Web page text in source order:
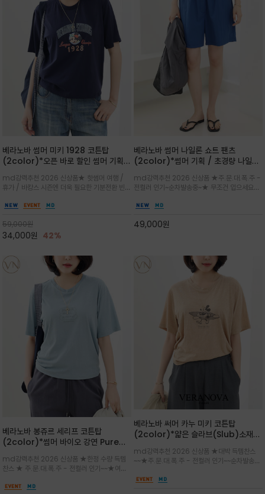
베라노바 썸머 미키 1928 코튼탑
(2color)*오픈 바로 할인 썸머 기획
★ 한정수량 제작 ★ 오가닉 코튼으로
빈티지 프린트로 여름 하의와 모두 잘어
울리는 그래픽
md강력추천 2026 신상품★ 핫썸머 여행 /
휴가 / 바캉스 시즌엔 더욱 필요한 기분전환 빈티
키 컬러 위에 빈티지한 크랙 효과의 레트로 감성
완성
59,000원
34,000원 42%
베라노바 썸머 나일론 쇼트 팬츠
(2color)*썸머 기획 / 초경량 나일론
가벼운 아이템 / 여행 / 일상 / 운동 모
두 가능한 아이템
md강력추천 2026 신상품 ★주.문.대.폭.주 -
전컬러 인기~순차발송중~★ 무조건 입으세요~~
입니다^^가볍고 드라이한 터치감의 나일론 소
룩, 모임룩, 데일리룩까지 다양하게
49,000원
베라노바 봉쥬르 세리프 코튼탑
(2color)*썸머 바이오 강연 Pure
성적인 프랑스어 수식어를 조합
md강력추천 2026 신상품 ★한정 수량 득템
찬스 ★ 주.문.대.폭.주 - 전컬러 인기~~★여름
여유로운 감성/피부에 닿는 순간 기분 좋은 청량
베라노바 써머 카누 미키 코튼탑
(2color)*얇은 슬라브(Slub)소재
하며, 몸에 잘 달라붙지 않아 쾌적
md강력추천 2026 신상품 ★대박 득템찬스
~~★주.문.대.폭.주 - 전컬러 인기~~순차발송중
드롭숄더 핏과 부드러운 라운드넥이 편안하며, 앞